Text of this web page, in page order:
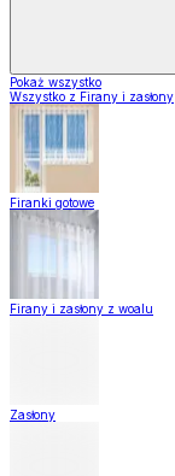
Pokaż wszystko
Wszystko z Firany i zasłony
Firanki gotowe
Firany i zasłony z woalu
Zasłony